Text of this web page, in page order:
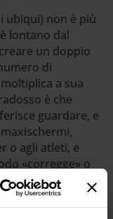
ubiqui) non è più
lontano dal
un doppio
di
a sua
è che
guardare, e
o agli atleti, e
«corregge» o
che la